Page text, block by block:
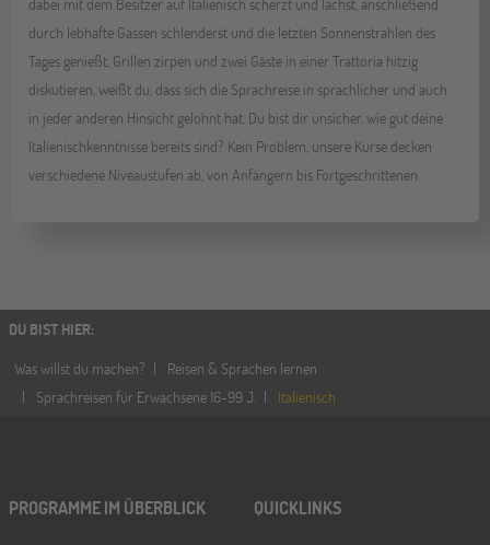
durch lebhafte Gassen schlenderst und die letzten Sonnenstrahlen des
Tages genießt, Grillen zirpen und zwei Gäste in einer Trattoria hitzig
diskutieren, weißt du, dass sich die Sprachreise in sprachlicher und auch
in jeder anderen Hinsicht gelohnt hat. Du bist dir unsicher, wie gut deine
Italienischkenntnisse bereits sind? Kein Problem, unsere Kurse decken
verschiedene Niveaustufen ab, von Anfängern bis Fortgeschrittenen.
DU BIST HIER:
Was willst du machen?
Reisen & Sprachen lernen
Sprachreisen für Erwachsene 16-99 J.
Italienisch
PROGRAMME IM ÜBERBLICK QUICKLINKS